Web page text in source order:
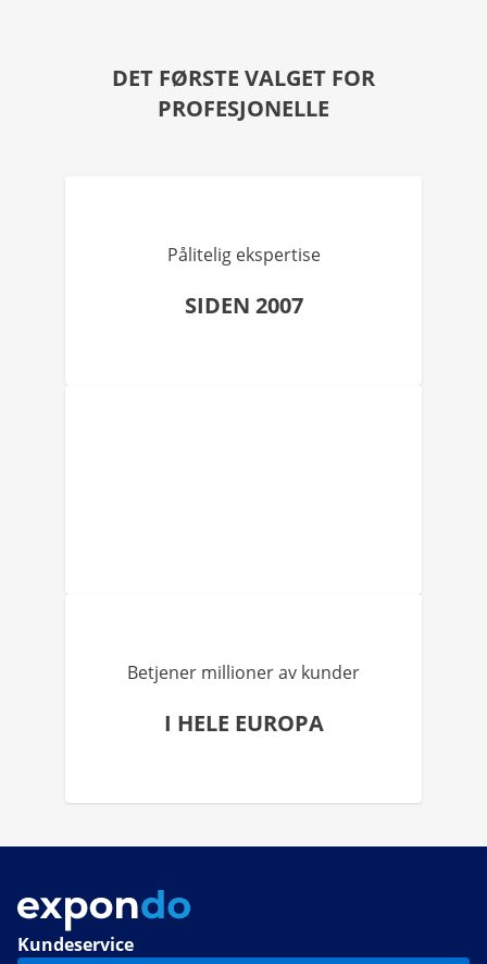
DET FØRSTE VALGET FOR
PROFESJONELLE
Pålitelig ekspertise
SIDEN 2007
Betjener millioner av kunder
I HELE EUROPA
Kundeservice